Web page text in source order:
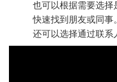
也可以根据需要选择
快速找到朋友或同事
还可以选择通过联系